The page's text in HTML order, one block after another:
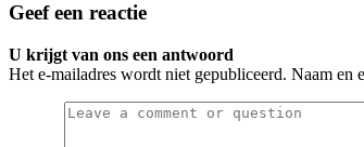
Geef een reactie
U krijgt van ons een antwoord
Het e-mailadres wordt niet gepubliceerd. Naam en